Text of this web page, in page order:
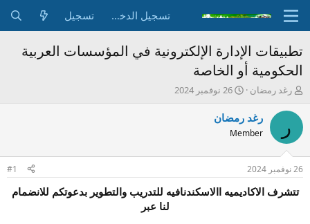
تسجيل الدخول تسجيل
تطبيقات الإدارة الإلكترونية في المؤسسات العربية
الحكومية أو الخاصة
ب
د
ئ
و
ض
رغد رمضان
ت
خ
ب
د
ء
26 نوفمبر 2024
ر رغد رمضان
Member
26 نوفمبر 2024 #1
تتشرف الاكاديميه االاسكندنافيه للتدريب والتطوير بدعوتكم للانضمام
لنا عبر